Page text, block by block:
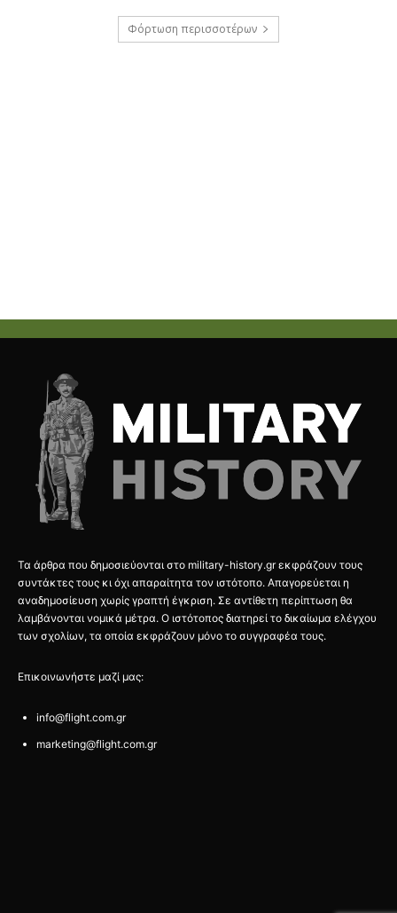
Φόρτωση περισσοτέρων
Τα άρθρα που δημοσιεύονται στο military-history.gr εκφράζουν τους
συντάκτες τους κι όχι απαραίτητα τον ιστότοπο. Απαγορεύεται η
αναδημοσίευση χωρίς γραπτή έγκριση. Σε αντίθετη περίπτωση θα
λαμβάνονται νομικά μέτρα. Ο ιστότοπος διατηρεί το δικαίωμα ελέγχου
των σχολίων, τα οποία εκφράζουν μόνο το συγγραφέα τους.
Επικοινωνήστε μαζί μας:
info@flight.com.gr
marketing@flight.com.gr